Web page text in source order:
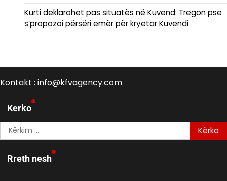
Kurti deklarohet pas situatës në Kuvend: Tregon pse
s’propozoi përsëri emër për kryetar Kuvendi
Kontakt : info@kfvagency.com
Kerko
Kërko
për:
Rreth nesh